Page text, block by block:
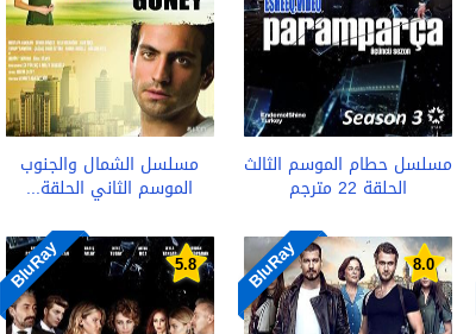
مسلسل حطام الموسم الثالث
الحلقة 22 مترجم
مسلسل الشمال والجنوب
الموسم الثاني الحلقة...
8.0
BluRay
5.8
BluRay